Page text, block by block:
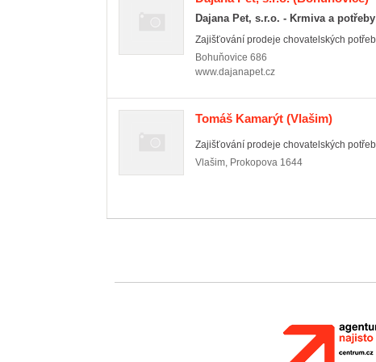
Dajana Pet, s.r.o. - Krmiva a
Zajišťování prodeje chovatelských
Bohuňovice 686
www.dajanapet.cz
Tomáš Kamarýt (Vlašim)
Zajišťování prodeje chovatelských
Vlašim, Prokopova 1644